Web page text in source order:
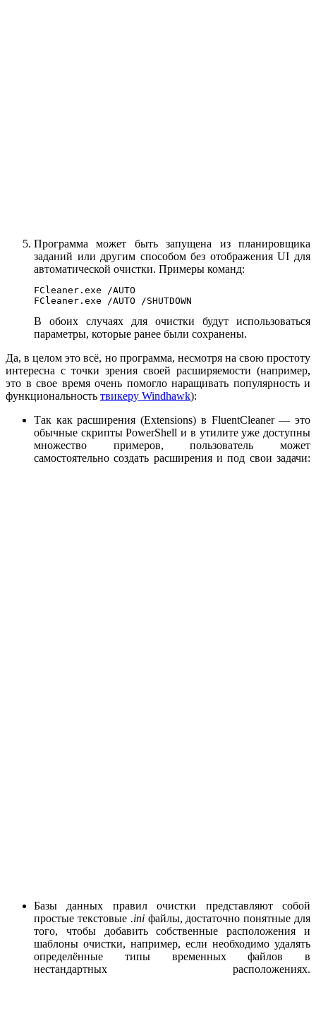
Программа может быть запущена из планировщика
заданий или другим способом без отображения UI для
автоматической очистки. Примеры команд:
FCleaner.exe /AUTO
FCleaner.exe /AUTO /SHUTDOWN
В обоих случаях для очистки будут использоваться
параметры, которые ранее были сохранены.
Да, в целом это всё, но программа, несмотря на свою простоту
интересна с точки зрения своей расширяемости (например,
это в свое время очень помогло наращивать популярность и
функциональность твикеру Windhawk):
Так как расширения (Extensions) в FluentCleaner — это
обычные скрипты PowerShell и в утилите уже доступны
множество примеров, пользователь может
самостоятельно создать расширения и под свои задачи:
Базы данных правил очистки представляют собой
простые текстовые .iniфайлы, достаточно понятные для
того, чтобы добавить собственные расположения и
шаблоны очистки, например, если необходимо удалять
определённые типы временных файлов в
нестандартных расположениях.